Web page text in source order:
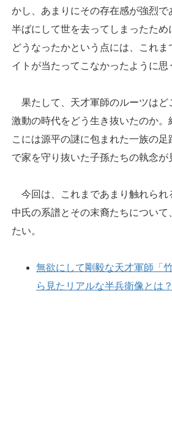
かし、あまりにその存在感が強烈で
半ばにして世を去ってしまったため
どうなったかという点には、これま
イトが当たってこなかったように思
果たして、天才軍師のルーツはど
激動の時代をどう生き抜いたのか。
こには源平の謎に包まれた一族の
で家を守り抜いた子孫たちの執念が
今回は、これまであまり触れられ
中氏の系譜とその末裔たちについて
たい。
無欲にして剛毅な天才軍師「
ら見たリアルな半兵衛像とは？